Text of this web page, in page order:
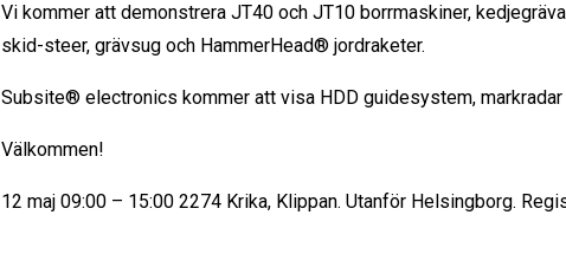
Vi kommer att demonstrera JT40 och JT10 borrmaskiner,
skid-steer, grävsug och HammerHead® jordraketer.
Subsite® electronics kommer att visa HDD guidesystem, markradar
Välkommen!
12 maj 09:00 – 15:00 2274 Krika, Klippan. Utanför Helsingborg.